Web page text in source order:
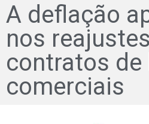
A deflação
nos
contratos de
comerciais